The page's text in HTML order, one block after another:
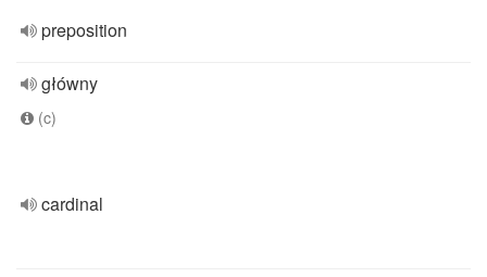
preposition
główny
(c)
cardinal